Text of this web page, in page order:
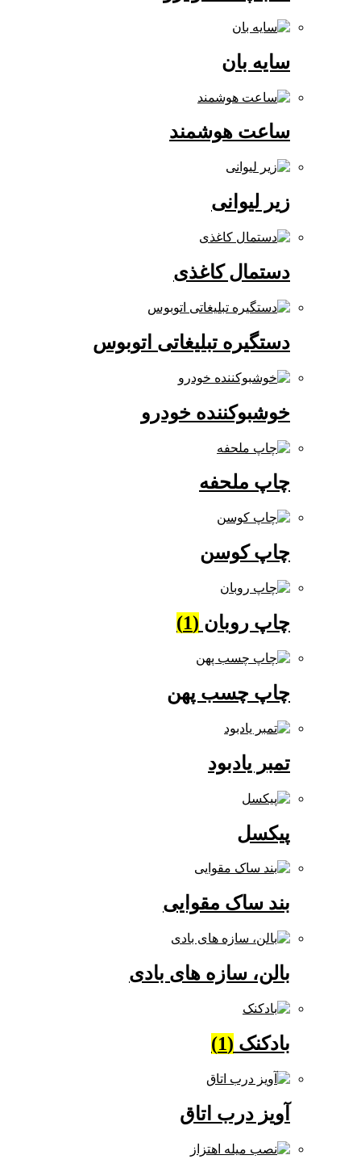
ساعت هوشمند
زیر لیوانی
دستمال کاغذی
دستگیره تبلیغاتی اتوبوس
خوشبوکننده خودرو
چاپ ملحفه
چاپ کوسن
چاپ روبان(1)
چاپ چسب پهن
تمبر یادبود
بند ساک مقوایی
بالن، سازه های بادی
آویز درب اتاق